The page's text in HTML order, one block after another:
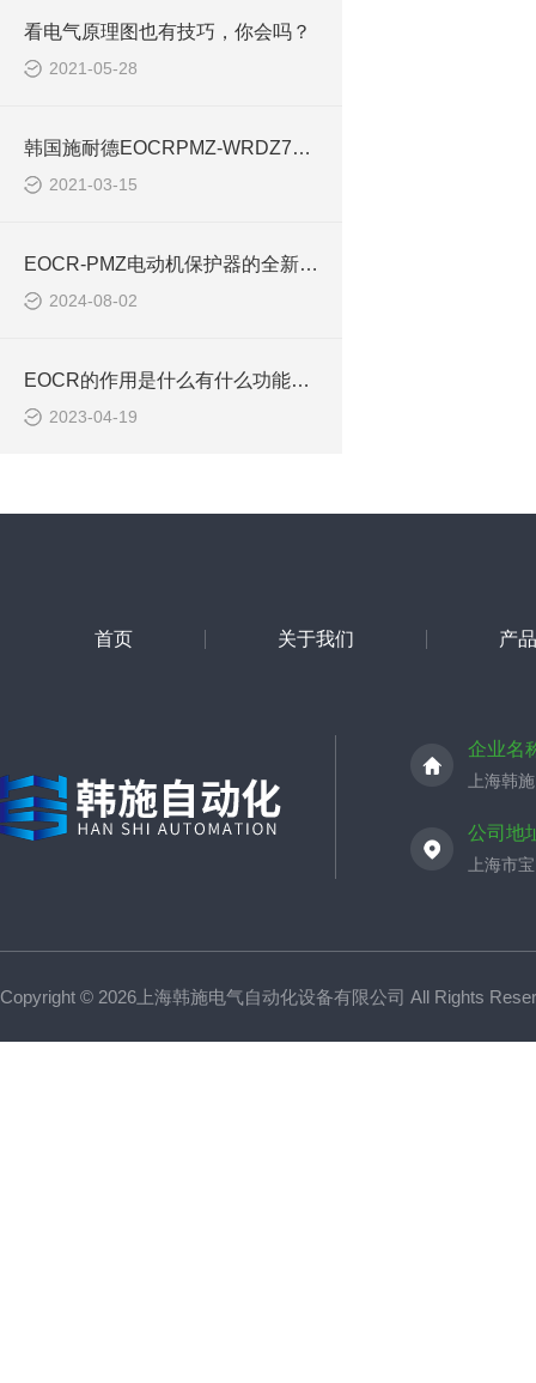
看电气原理图也有技巧，你会吗？
2021-05-28
韩国施耐德EOCRPMZ-WRDZ7W电动机保护继电器技术规范
2021-03-15
EOCR-PMZ电动机保护器的全新升级款简介
2024-08-02
EOCR的作用是什么有什么功能EOCR-PMZ PFZ
2023-04-19
首页 关于我们 产
企业名
上海韩
公司地
上海市
Copyright © 2026上海韩施电气自动化设备有限公司 All Rights